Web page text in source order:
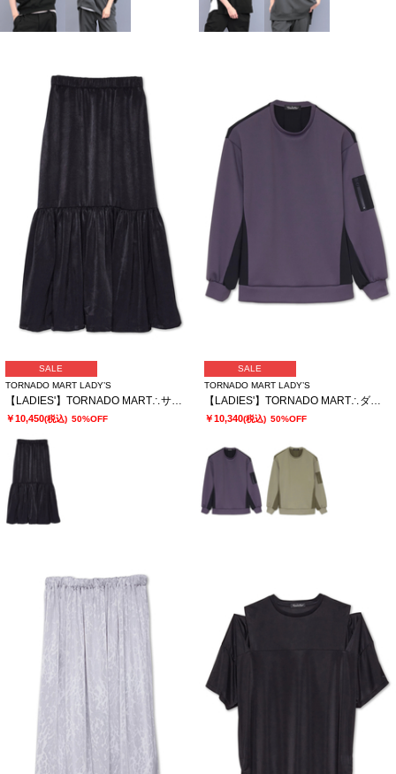
SALE
TORNADO MART LADY’S
【LADIES'】TORNADO MART∴サテンティアードスカート
￥10,450(税込) 50%OFF
SALE
TORNADO MART LADY’S
【LADIES'】TORNADO MART∴ダブルサテン切替プルオーバー
￥10,340(税込) 50%OFF